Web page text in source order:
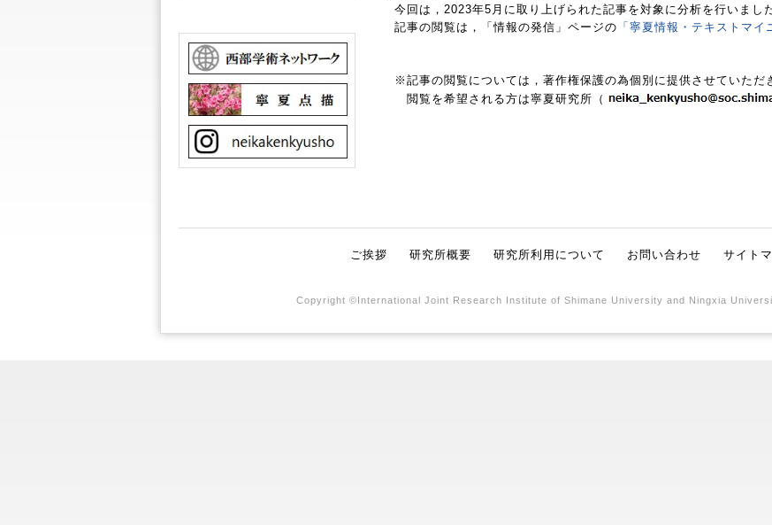
今回は，2023年5月に取り上げられた記事を対象に分析を行いました
記事の閲覧は，「情報の発信」ページの 「寧夏情報・テキストマイ
※記事の閲覧については，著作権保護の為個別に提供させていただ
閲覧を希望される方は寧夏研究所（
ご挨拶 研究所概要 研究所利用について お問い合わせ サイト
Copyright ©International Joint Research Institute of Shimane University and Ningxia